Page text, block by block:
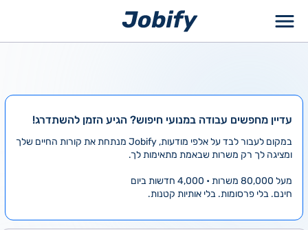
עדיין מחפשים עבודה במנועי חיפוש? הגיע הזמן להשתדרג!
במקום לעבור לבד על אלפי מודעות, Jobify מנתחת את קורות החיים שלך
ומציגה לך רק משרות שבאמת מתאימות לך.
מעל 80,000 משרות • 4,000 חדשות ביום
חינם. בלי פרסומות. בלי אותיות קטנות.